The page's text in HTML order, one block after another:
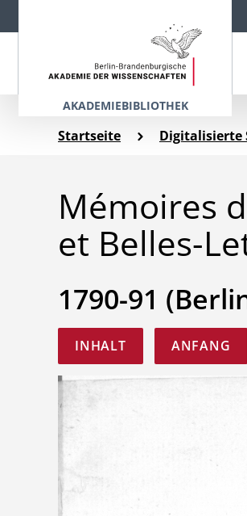
AKADEMIEBIBLIOTHEK
Startseite Digitalisierte
Mémoires
et Belles-
1790-91
INHALT ANFANG